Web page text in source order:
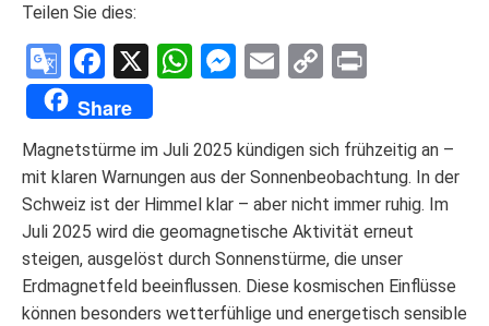
Teilen Sie dies:
Google
Translate
Facebook
X WhatsApp
Messenger
Email
Copy
Share
Magnetstürme im Juli 2025 kündigen sich frühzeitig an –
mit klaren Warnungen aus der Sonnenbeobachtung. In der
Schweiz ist der Himmel klar – aber nicht immer ruhig. Im
Juli 2025 wird die geomagnetische Aktivität erneut
steigen, ausgelöst durch Sonnenstürme, die unser
Erdmagnetfeld beeinflussen. Diese kosmischen Einflüsse
können besonders wetterfühlige und energetisch sensible